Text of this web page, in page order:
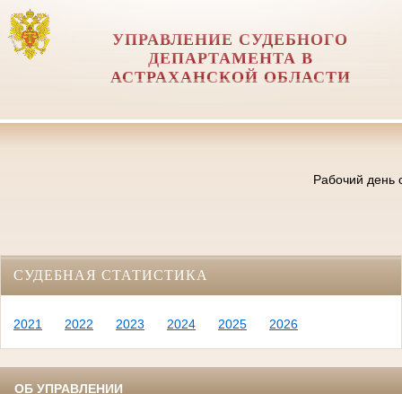
УПРАВЛЕНИЕ СУДЕБНОГО
ДЕПАРТАМЕНТА В
АСТРАХАНСКОЙ ОБЛАСТИ
Рабочий день
СУДЕБНАЯ СТАТИСТИКА
2021 2022 2023 2024 2025 2026
ОБ УПРАВЛЕНИИ